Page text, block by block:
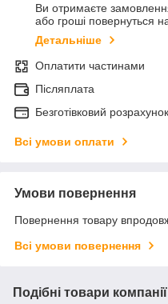
Ви отримаєте
або гроші повернуться
Детальніше
Оплатити частинами
Післяплата
Безготівковий
Всі умови оплати
Умови повернення
Повернення товару
Всі умови повернення
Подібні товари компанії